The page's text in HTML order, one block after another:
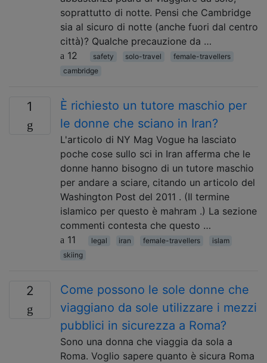
soprattutto di notte. Pensi che Cambridge
sia al sicuro di notte (anche fuori dal centro
città)? Qualche precauzione da …
12
safety solo-travel
female-travellers
cambridge
1
È richiesto un tutore maschio per
le donne che sciano in Iran?
L'articolo di NY Mag Vogue ha lasciato
poche cose sullo sci in Iran afferma che le
donne hanno bisogno di un tutore maschio
per andare a sciare, citando un articolo del
Washington Post del 2011 . (Il termine
islamico per questo è mahram .) La sezione
commenti contesta che questo …
11
legal iran female-travellers
islam
skiing
2
Come possono le sole donne che
viaggiano da sole utilizzare i mezzi
pubblici in sicurezza a Roma?
Sono una donna che viaggia da sola a
Roma. Voglio sapere quanto è sicura Roma